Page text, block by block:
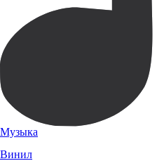
Музыка
Винил